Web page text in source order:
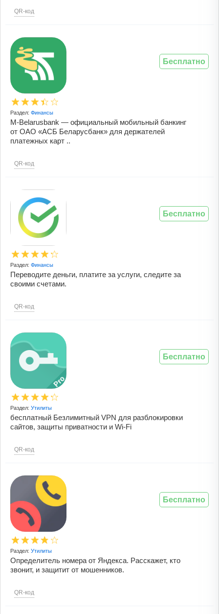
QR-код
Раздел: Финансы
M-Belarusbank — официальный мобильный банкинг
от ОАО «АСБ Беларусбанк» для держателей
платежных карт ..
QR-код
Бесплатно
Раздел: Финансы
Переводите деньги, платите за услуги, следите за
своими счетами.
QR-код
Бесплатно
Раздел: Утилиты
бесплатный Безлимитный VPN для разблокировки
сайтов, защиты приватности и Wi-Fi
QR-код
Бесплатно
Раздел: Утилиты
Определитель номера от Яндекса. Расскажет, кто
звонит, и защитит от мошенников.
QR-код
Бесплатно